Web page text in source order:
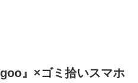
』×ゴミ拾いスマホ